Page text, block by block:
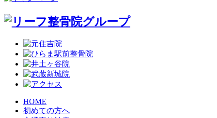
HOME
初めての方へ